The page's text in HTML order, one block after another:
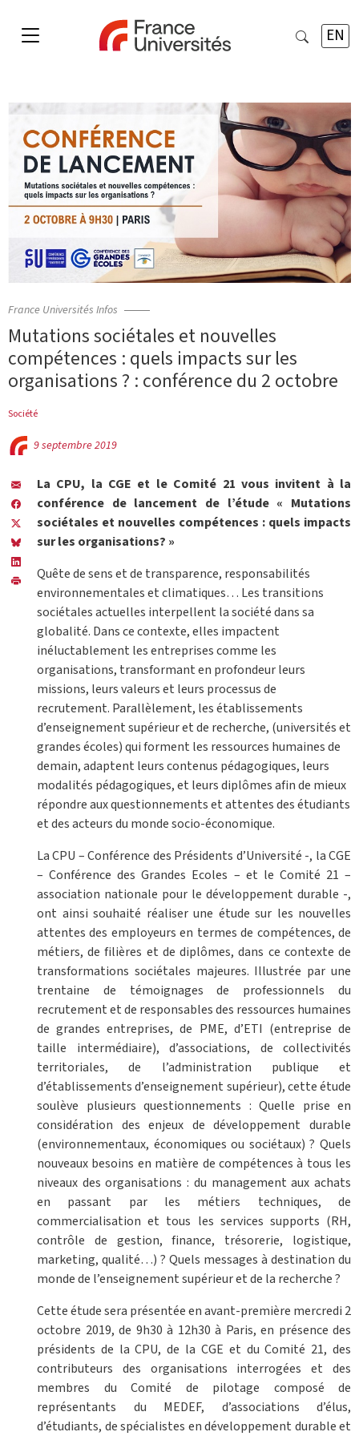
EN
France Universités Infos
Mutations sociétales et nouvelles
compétences : quels impacts sur les
organisations ? : conférence du 2 octobre
Société
9 septembre 2019
La CPU, la CGE et le Comité 21 vous invitent à la
conférence de lancement de l’étude « Mutations
sociétales et nouvelles compétences : quels impacts
sur les organisations? »
Quête de sens et de transparence, responsabilités
environnementales et climatiques… Les transitions
sociétales actuelles interpellent la société dans sa
globalité. Dans ce contexte, elles impactent
inéluctablement les entreprises comme les
organisations, transformant en profondeur leurs
missions, leurs valeurs et leurs processus de
recrutement. Parallèlement, les établissements
d’enseignement supérieur et de recherche, (universités et
grandes écoles) qui forment les ressources humaines de
demain, adaptent leurs contenus pédagogiques, leurs
modalités pédagogiques, et leurs diplômes afin de mieux
répondre aux questionnements et attentes des étudiants
et des acteurs du monde socio-économique.
La CPU – Conférence des Présidents d’Université -, la CGE
– Conférence des Grandes Ecoles – et le Comité 21 –
association nationale pour le développement durable -,
ont ainsi souhaité réaliser une étude sur les nouvelles
attentes des employeurs en termes de compétences, de
métiers, de filières et de diplômes, dans ce contexte de
transformations sociétales majeures. Illustrée par une
trentaine de témoignages de professionnels du
recrutement et de responsables des ressources humaines
de grandes entreprises, de PME, d’ETI (entreprise de
taille intermédiaire), d’associations, de collectivités
territoriales, de l’administration publique et
d’établissements d’enseignement supérieur), cette étude
soulève plusieurs questionnements : Quelle prise en
considération des enjeux de développement durable
(environnementaux, économiques ou sociétaux) ? Quels
nouveaux besoins en matière de compétences à tous les
niveaux des organisations : du management aux achats
en passant par les métiers techniques, de
commercialisation et tous les services supports (RH,
contrôle de gestion, finance, trésorerie, logistique,
marketing, qualité…) ? Quels messages à destination du
monde de l’enseignement supérieur et de la recherche ?
Cette étude sera présentée en avant-première mercredi 2
octobre 2019, de 9h30 à 12h30 à Paris, en présence des
présidents de la CPU, de la CGE et du Comité 21, des
contributeurs des organisations interrogées et des
membres du Comité de pilotage composé de
représentants du MEDEF, d’associations d’élus,
d’étudiants, de spécialistes en développement durable et